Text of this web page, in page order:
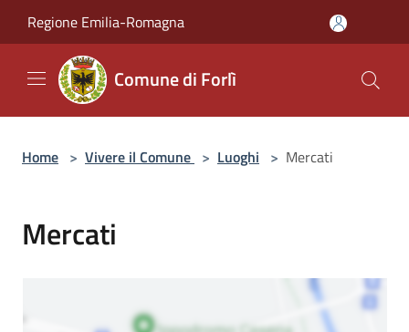
Regione Emilia-Romagna
Comune di Forlì
Home > Vivere il Comune > Luoghi > Mercati
Mercati